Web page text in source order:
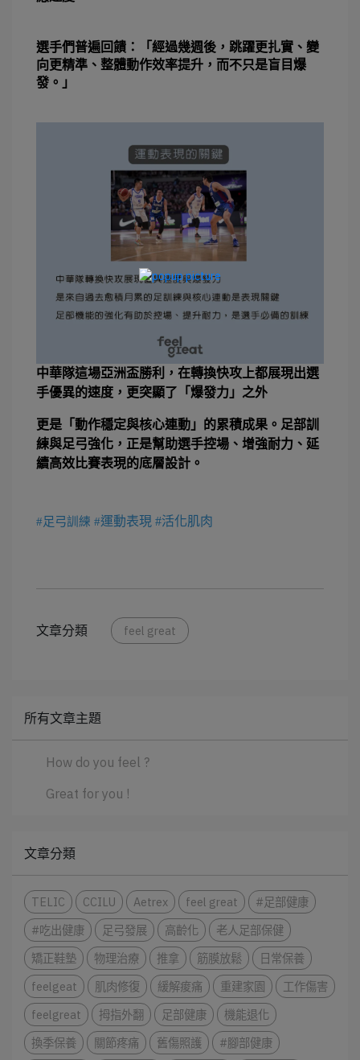
選手們普遍回饋：「經過幾週後，跳躍更扎實、變
向更精準、整體動作效率提升，而不只是盲目爆
發。」
中華隊這場亞洲盃勝利，在轉換快攻上都展現出選
手優異的速度，更突顯了「爆發力」之外
更是「動作穩定與核心連動」的累積成果。足部訓
練與足弓強化，正是幫助選手控場、增強耐力、延
續高效比賽表現的底層設計。
#足弓訓練 #運動表現 #活化肌肉
文章分類 feel great
所有文章主題
How do you feel ?
Great for you !
文章分類
TELIC CCILU Aetrex feel great
#足部健康
#吃出健康
足弓發展 高齡化
老人足部保健
矯正鞋墊
物理治療 推拿 筋膜放鬆
日常保養
feelgeat
肌肉修復 緩解痠痛 重建家園
工作傷害
feelgreat
拇指外翻 足部健康
機能退化
換季保養
關節疼痛 舊傷照護
#腳部健康